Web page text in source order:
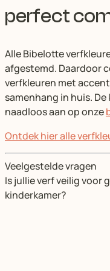
perfect
Alle Bibelotte
afgestemd. Daardoor
verfkleuren met
samenhang in huis.
naadloos aan op onze
Ontdek hier alle
Veelgestelde vragen
Is jullie verf veilig voor
kinderkamer?